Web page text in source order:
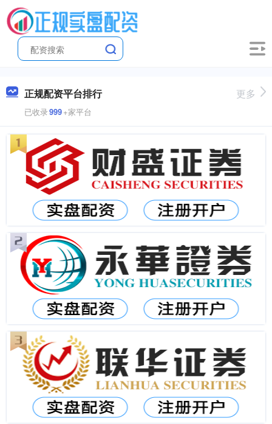
正规配资平台排行
已收录999+家平台
更多